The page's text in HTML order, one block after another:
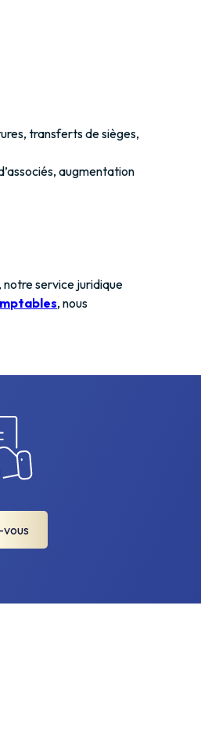
transferts de sièges,
augmentation
notre service juridique
, nous
vous